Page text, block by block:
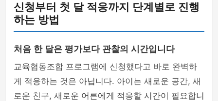
신청부터 첫 달 적응까지 단계별로 진행
하는 방법
처음 한 달은 평가보다 관찰의 시간입니다
교육협동조합 프로그램에 신청했다고 바로 완벽하
게 적응하는 것은 아닙니다. 아이는 새로운 공간, 새
로운 친구, 새로운 어른에게 적응할 시간이 필요합니